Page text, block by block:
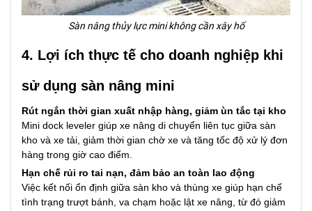
Sàn nâng thủy lực mini không cần xây hố
4. Lợi ích thực tế cho doanh nghiệp khi
sử dụng sàn nâng mini
Rút ngắn thời gian xuất nhập hàng, giảm ùn tắc tại kho
Mini dock leveler giúp xe nâng di chuyển liên tục giữa sàn
kho và xe tải, giảm thời gian chờ xe và tăng tốc độ xử lý đơn
hàng trong giờ cao điểm.
Hạn chế rủi ro tai nạn, đảm bảo an toàn lao động
Việc kết nối ổn định giữa sàn kho và thùng xe giúp hạn chế
tình trạng trượt bánh, va chạm hoặc lật xe nâng, từ đó giảm